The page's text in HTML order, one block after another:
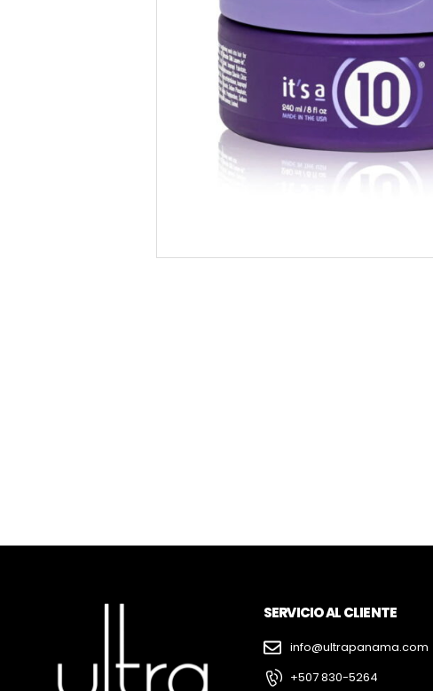
SERVICIO AL CLIENTE
info@ultrapanama.com
+507 830-5264